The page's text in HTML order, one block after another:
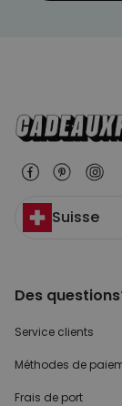
Suisse
Des
Service clients
Méthodes de
Frais de port